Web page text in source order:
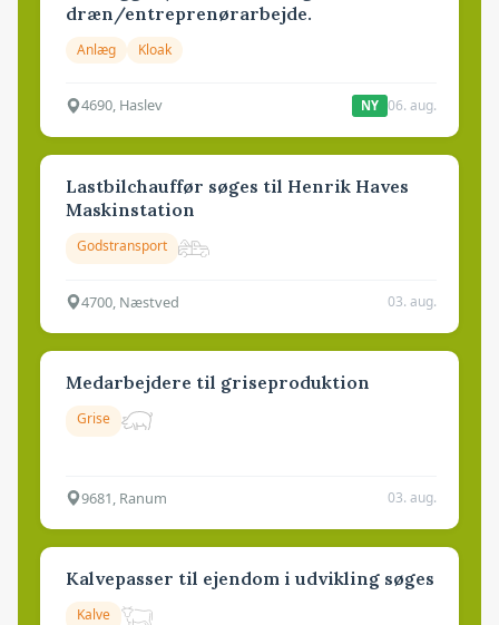
dræn/entreprenørarbejde.
Anlæg Kloak
4690, Haslev NY 06. aug.
Lastbilchauffør søges til Henrik Haves
Maskinstation
Godstransport
4700, Næstved 03. aug.
Medarbejdere til griseproduktion
Grise
9681, Ranum 03. aug.
Kalvepasser til ejendom i udvikling søges
Kalve